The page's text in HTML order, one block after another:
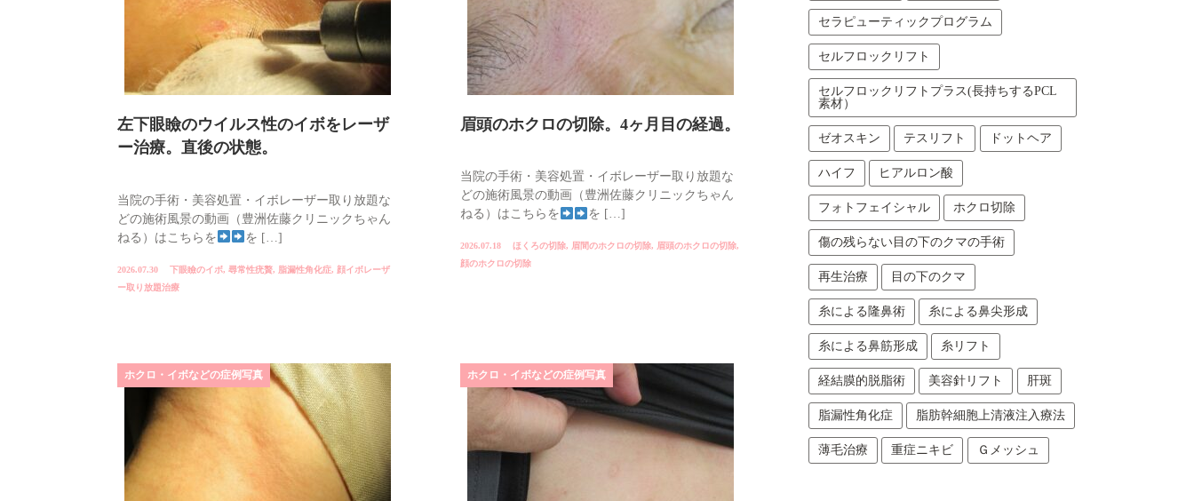
左下眼瞼のウイルス性のイボをレーザ
ー治療。直後の状態。
当院の手術・美容処置・イボレーザー取り放題な
どの施術風景の動画（豊洲佐藤クリニックちゃん
ねる）はこちらを
を […]
2026.07.30 下眼瞼のイボ, 尋常性疣贅, 脂漏性角化症, 顔イボレーザ
ー取り放題治療
眉頭のホクロの切除。4ヶ月目の経過。
当院の手術・美容処置・イボレーザー取り放題な
どの施術風景の動画（豊洲佐藤クリニックちゃん
ねる）はこちらを
を […]
2026.07.18 ほくろの切除, 眉間のホクロの切除, 眉頭のホクロの切除,
顔のホクロの切除
ホクロ・イボなどの症例写真 ホクロ・イボなどの症例写真
セラピューティックプログラム
セルフロックリフト
セルフロックリフトプラス(長持ちするPCL
素材）
ゼオスキン テスリフト ドットヘア
ハイフ ヒアルロン酸
フォトフェイシャル ホクロ切除
傷の残らない目の下のクマの手術
再生治療 目の下のクマ
糸による隆鼻術 糸による鼻尖形成
糸による鼻筋形成 糸リフト
経結膜的脱脂術 美容針リフト 肝斑
脂漏性角化症 脂肪幹細胞上清液注入療法
薄毛治療 重症ニキビ Ｇメッシュ